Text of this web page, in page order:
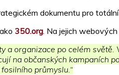
dokumentu pro
350.org . Na jejich
a organizace po celém
na občanských kampaních
průmyslu.“